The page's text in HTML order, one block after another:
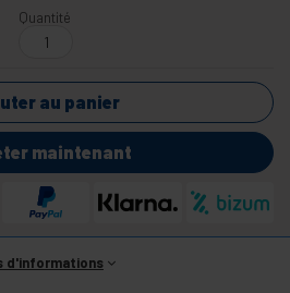
Quantité
au panier
maintenant
d'informations